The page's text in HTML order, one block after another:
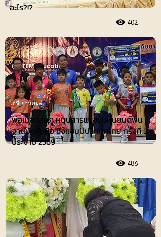
อะไร?!?
402
ไอที-ยานยนต์
พ่อเมืองลุ่มภู หนุนการแข่งขันหุ่นยนต์พื้น
ฐานบังคับมือ ชิงแชมป์ประเทศไทย ครั้งที่ 3
ประจำปี 2569
486